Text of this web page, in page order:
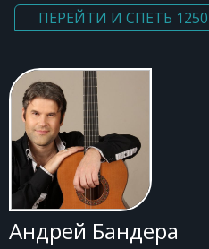
ПЕРЕЙТИ И СПЕТЬ
Андрей Бандера